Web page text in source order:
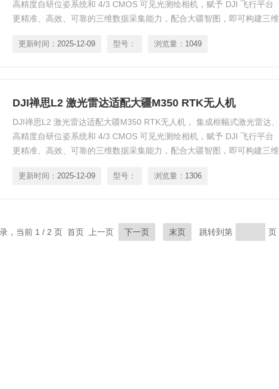
高精度自研位姿系统和 4/3 CMOS 可见光测绘相机，赋予 DJI 飞行平台
更精准、高效、可靠的三维数据采集能力，配合大疆智图，即可构建三维
更新时间： 2025-12-09 型号： 浏览量： 1049
DJI禅思L2 激光雷达适配大疆M350 RTK无人机
DJI禅思L2 激光雷达适配大疆M350 RTK无人机， 集成框幅式激光雷达、
高精度自研位姿系统和 4/3 CMOS 可见光测绘相机，赋予 DJI 飞行平台
更精准、高效、可靠的三维数据采集能力，配合大疆智图，即可构建三维
更新时间： 2025-12-09 型号： 浏览量： 1306
，当前 1 / 2 页 首页 上一页 下一页 末页 跳转到第 页